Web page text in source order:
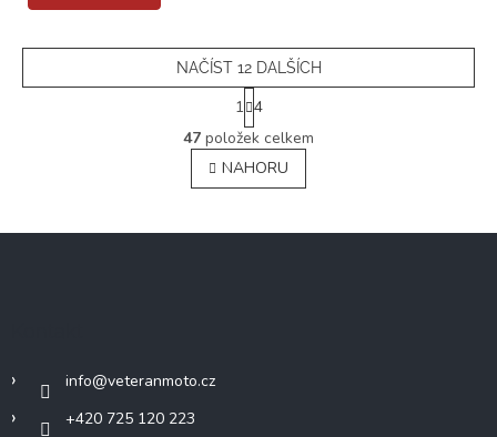
O
v
l
á
a
NAČÍST 12 DALŠÍCH
S
t
r
á
n
k
v
1 4
47 položek celkem
NAHORU
info@veteranmoto.cz
+420 725 120 223